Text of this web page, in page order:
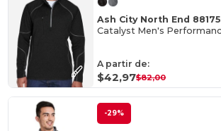
Ash City North End 88175
A partir de:
$42,97$82,00
-29%